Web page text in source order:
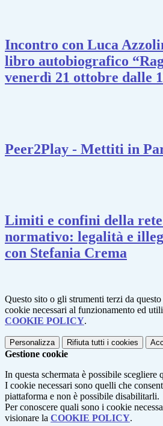
Incontro con Luca
libro autobiografico
venerdì 21 ottobre dalle
Peer2Play - Mettiti in
Limiti e confini della
normativo: legalità e
con Stefania Crema
Questo sito o gli strumenti terzi da
cookie necessari al funzionamento ed
COOKIE POLICY.
Personalizza Rifiuta tutti i cookies
Gestione cookie
In questa schermata è possibile scegliere
I cookie necessari sono quelli che
piattaforma e non è possibile disabilitarli.
Per conoscere quali sono i cookie
visionare la COOKIE POLICY.